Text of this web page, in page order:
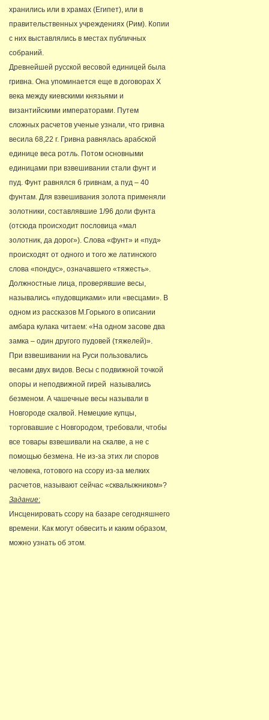
хранились или в храмах (Египет), или в
правительственных учреждениях (Рим). Копии
с них выставлялись в местах публичных
собраний.
Древнейшей русской весовой единицей была
гривна. Она упоминается еще в договорах Х
века между киевскими князьями и
византийскими императорами. Путем
сложных расчетов ученые узнали, что гривна
весила 68,22 г. Гривна равнялась арабской
единице веса ротль. Потом основными
единицами при взвешивании стали фунт и
пуд. Фунт равнялся 6 гривнам, а пуд – 40
фунтам. Для взвешивания золота применяли
золотники, составлявшие 1/96 доли фунта
(отсюда происходит пословица «мал
золотник, да дорог»). Слова «фунт» и «пуд»
происходят от одного и того же латинского
слова «пондус», означавшего «тяжесть».
Должностные лица, проверявшие весы,
назывались «пудовщиками» или «весцами». В
одном из рассказов М.Горького в описании
амбара кулака читаем: «На одном засове два
замка – один другого пудовей (тяжелей)».
При взвешивании на Руси пользовались
весами двух видов. Весы с подвижной точкой
опоры и неподвижной гирей назывались
безменом. А чашечные весы называли в
Новгороде скалвой. Немецкие купцы,
торговавшие с Новгородом, требовали, чтобы
все товары взвешивали на скалве, а не с
помощью безмена. Не из-за этих ли споров
человека, готового на ссору из-за мелких
расчетов, называют сейчас «сквалыжником»?
Задание:
Инсценировать ссору на базаре сегодняшнего
времени. Как могут обвесить и каким образом,
можно узнать об этом.